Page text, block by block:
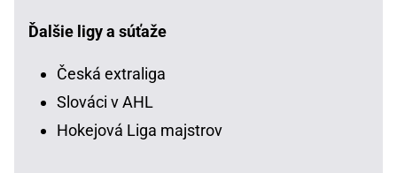
Ďalšie ligy a súťaže
Česká extraliga
Slováci v AHL
Hokejová Liga majstrov